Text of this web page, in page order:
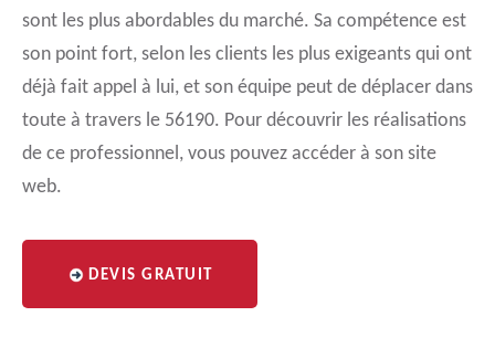
sont les plus abordables du marché. Sa compétence est
son point fort, selon les clients les plus exigeants qui ont
déjà fait appel à lui, et son équipe peut de déplacer dans
toute à travers le 56190. Pour découvrir les réalisations
de ce professionnel, vous pouvez accéder à son site
web.
DEVIS GRATUIT